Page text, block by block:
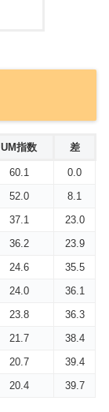
UM指数 差
60.1
0.0
52.0
8.1
37.1
23.0
36.2
23.9
24.6
35.5
24.0
36.1
23.8
36.3
21.7
38.4
20.7
39.4
20.4 39.7